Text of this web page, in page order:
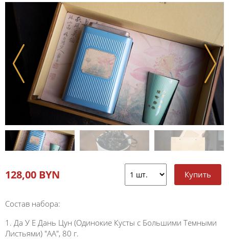
128,00 BYN
Состав набора:
1. Да У Е Дань Цун (Одинокие Кусты с Большими Темными
Листьями) "АА", 80 г.